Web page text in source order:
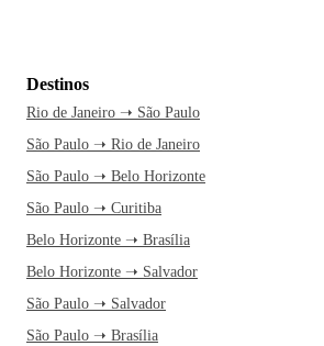
Destinos
Rio de Janeiro ➝ São Paulo
São Paulo ➝ Rio de Janeiro
São Paulo ➝ Belo Horizonte
São Paulo ➝ Curitiba
Belo Horizonte ➝ Brasília
Belo Horizonte ➝ Salvador
São Paulo ➝ Salvador
São Paulo ➝ Brasília